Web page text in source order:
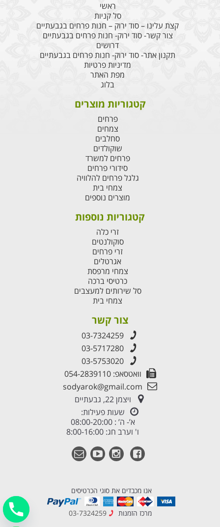
ראשי
סל קניות
קצת עלינו – סוד ירוק – חנות פרחים בגבעתיים
צור קשר- סוד ירוק- חנות פרחים בגבעתיים
דרושים
תקנון אתר- סוד ירוק- חנות פרחים בגבעתיים
מדיניות פרטיות
מפת האתר
בלוג
קטגוריות מוצרים
פרחים
צמחים
סחלבים
שוקולדים
פרחים למשרד
סידורי פרחים
גלגל פרחים להלוויה
צמחי בית
מוצרים נוספים
קטגוריות נוספות
זרי כלה
סוקולנטים
זרי פרחים
אגרטלים
צמחי מרפסת
כרטיסי ברכה
סל שירותים למעצבים
צמחי בית
צור קשר
03-7324259
03-5717280
03-5753020
וואטסאפ: 054-2839110
sodyarok@gmail.com
ויצמן 22, גבעתיים
שעות פעילות:
א’- ה’ : 08:00-20:00
ו' וערב חג: 8:00-16:00
אנו מכבדים את סוגי הכרטיסים
מרכז הזמנות 03-7324259